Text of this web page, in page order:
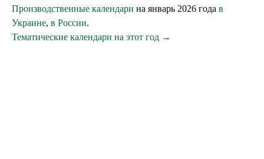
Производственные календари на январь 2026 года в
Украине, в России.
Тематические календари на этот год →